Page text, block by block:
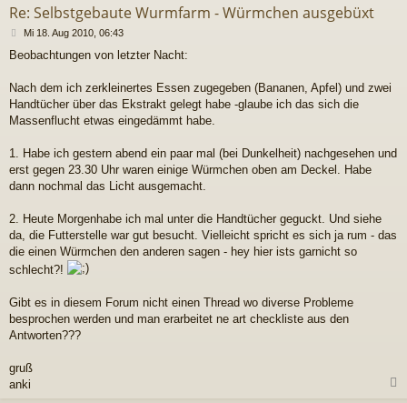
Re: Selbstgebaute Wurmfarm - Würmchen ausgebüxt
B
i
r
a
Mi 18. Aug 2010, 06:43
Beobachtungen von letzter Nacht:
Nach dem ich zerkleinertes Essen zugegeben (Bananen, Apfel) und zwei
Handtücher über das Ekstrakt gelegt habe -glaube ich das sich die
Massenflucht etwas eingedämmt habe.
1. Habe ich gestern abend ein paar mal (bei Dunkelheit) nachgesehen und
erst gegen 23.30 Uhr waren einige Würmchen oben am Deckel. Habe
dann nochmal das Licht ausgemacht.
2. Heute Morgenhabe ich mal unter die Handtücher geguckt. Und siehe
da, die Futterstelle war gut besucht. Vielleicht spricht es sich ja rum - das
die einen Würmchen den anderen sagen - hey hier ists garnicht so
schlecht?!
Gibt es in diesem Forum nicht einen Thread wo diverse Probleme
besprochen werden und man erarbeitet ne art checkliste aus den
Antworten???
gruß
anki